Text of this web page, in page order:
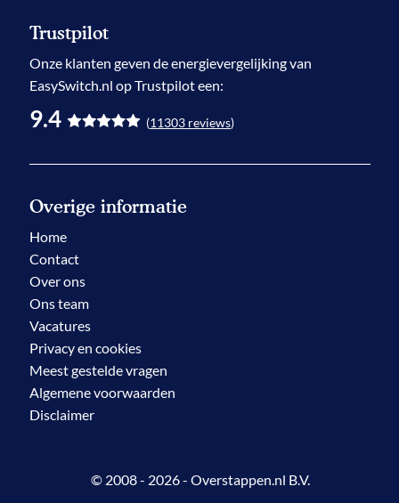
Trustpilot
Onze klanten geven deenergievergelijkingvan
EasySwitch.nl op Trustpilot een:
9.4 (11303 reviews)
Overige informatie
Home
Contact
Over ons
Ons team
Vacatures
Privacy en cookies
Meest gestelde vragen
Algemene voorwaarden
Disclaimer
© 2008 - 2026 - Overstappen.nl B.V.